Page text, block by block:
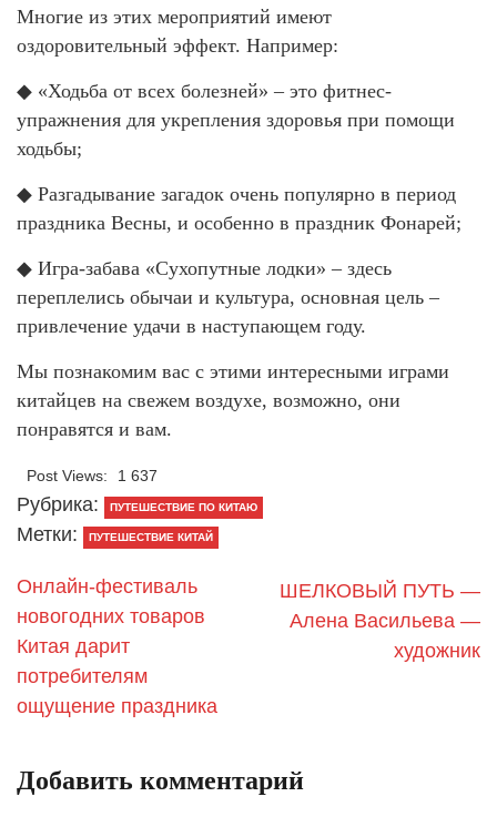
Многие из этих мероприятий имеют
оздоровительный эффект. Например:
◆ «Ходьба от всех болезней» – это фитнес-
упражнения для укрепления здоровья при помощи
ходьбы;
◆ Разгадывание загадок очень популярно в период
праздника Весны, и особенно в праздник Фонарей;
◆ Игра-забава «Сухопутные лодки» – здесь
переплелись обычаи и культура, основная цель –
привлечение удачи в наступающем году.
Мы познакомим вас с этими интересными играми
китайцев на свежем воздухе, возможно, они
понравятся и вам.
Post Views: 1 637
Рубрика: ПУТЕШЕСТВИЕ ПО КИТАЮ
Метки: ПУТЕШЕСТВИЕ КИТАЙ
Онлайн-фестиваль
новогодних товаров
Китая дарит
потребителям
ощущение праздника
ШЕЛКОВЫЙ ПУТЬ —
Алена Васильева —
художник
Добавить комментарий